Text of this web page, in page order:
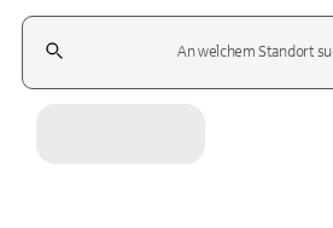
Suchfeld